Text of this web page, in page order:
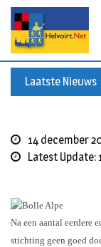
p
Laatste Nieuws
14 december
Latest Update:
Na een aantal eerdere
stichting geen goed